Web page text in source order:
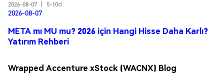
2026-08-07
5-10d
2026-08-07
META mı MU mu? 2026 için Hangi Hisse Daha Karlı?
Yatırım Rehberi
Wrapped Accenture xStock (WACNX) Blog